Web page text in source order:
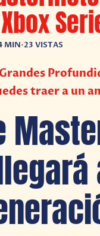
MIN•23 VISTAS
traer a un